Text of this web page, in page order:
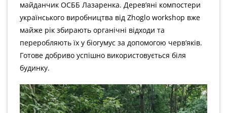
майданчик ОСББ Лазаренка. Дерев’яні компостери
українського виробництва від Zhoglo workshop вже
майже рік збирають органічні відходи та
переробляють їх у біогумус за допомогою черв’яків.
Готове добриво успішно використовується біля
будинку.